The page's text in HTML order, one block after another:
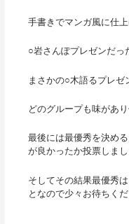
手書きでマンガ風に仕
○岩さんぽプレゼンだっ
まさかの○木語るプレゼ
どのグループも味があ
最後には最優秀を決め
が良かったか投票しまし
そしてその結果最優秀
となので少々お待ちくだ